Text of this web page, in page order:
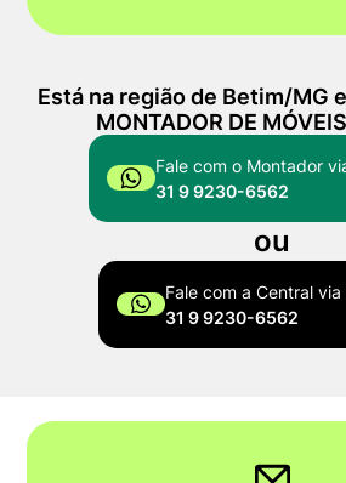
Está na região de Betim/MG
MONTADOR DE
Fale com o Montador
31 9 9230-6562
ou
Fale com a Central
31 9 9230-6562